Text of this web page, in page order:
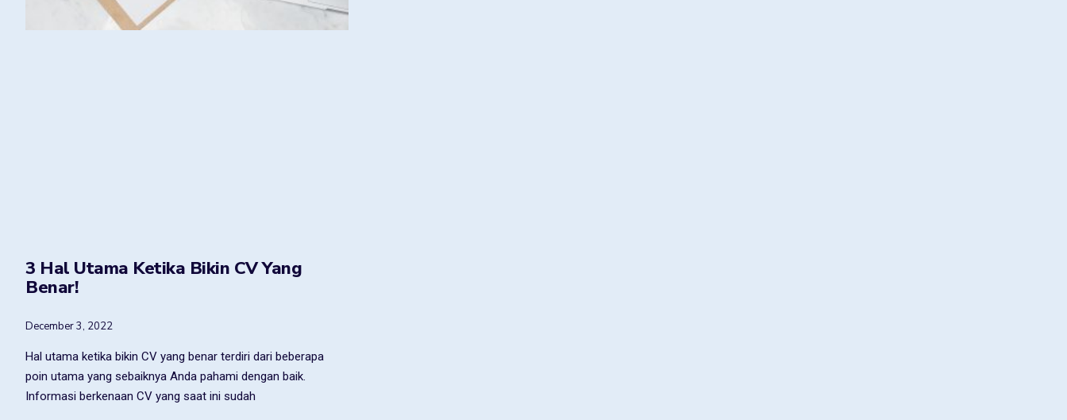
3 Hal Utama Ketika Bikin CV Yang
Benar!
December 3, 2022
Hal utama ketika bikin CV yang benar terdiri dari beberapa
poin utama yang sebaiknya Anda pahami dengan baik.
Informasi berkenaan CV yang saat ini sudah